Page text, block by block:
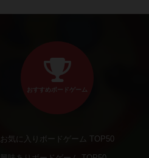
おすすめボードゲーム
お気に入りボードゲーム TOP50